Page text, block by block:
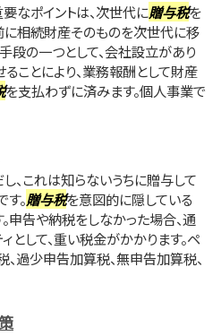
なポイントは、次世代に贈与税を
に相続財産そのものを次世代に移
段の一つとして、会社設立があり
ことにより、業務報酬として財産
を支払わずに済みます。個人事業で
、これは知らないうちに贈与して
。贈与税を意図的に隠している
申告や納税をしなかった場合、通
して、重い税金がかかります。ペ
過少申告加算税、無申告加算税、